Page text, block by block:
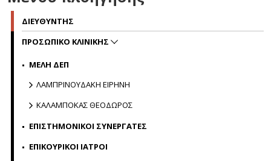
ΔΙΕΥΘΥΝΤΗΣ
ΠΡΟΣΩΠΙΚΟ ΚΛΙΝΙΚΗΣ
ΜΕΛΗ ΔΕΠ
ΛΑΜΠΡΙΝΟΥΔΑΚΗ ΕΙΡΗΝΗ
ΚΑΛΑΜΠΟΚΑΣ ΘΕΟΔΩΡΟΣ
ΕΠΙΣΤΗΜΟΝΙΚΟΙ ΣΥΝΕΡΓΑΤΕΣ
ΕΠΙΚΟΥΡΙΚΟΙ ΙΑΤΡΟΙ